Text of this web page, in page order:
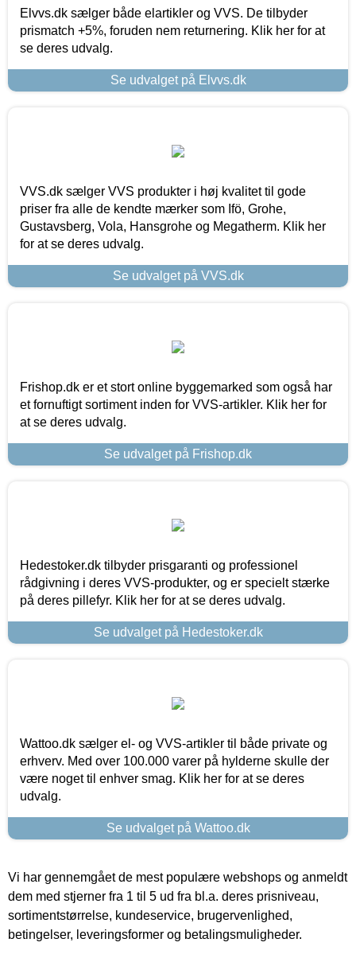
Elvvs.dk sælger både elartikler og VVS. De tilbyder
prismatch +5%, foruden nem returnering. Klik her for at
se deres udvalg.
Se udvalget på Elvvs.dk
VVS.dk sælger VVS produkter i høj kvalitet til gode
priser fra alle de kendte mærker som Ifö, Grohe,
Gustavsberg, Vola, Hansgrohe og Megatherm. Klik her
for at se deres udvalg.
Se udvalget på VVS.dk
Frishop.dk er et stort online byggemarked som også har
et fornuftigt sortiment inden for VVS-artikler. Klik her for
at se deres udvalg.
Se udvalget på Frishop.dk
Hedestoker.dk tilbyder prisgaranti og professionel
rådgivning i deres VVS-produkter, og er specielt stærke
på deres pillefyr. Klik her for at se deres udvalg.
Se udvalget på Hedestoker.dk
Wattoo.dk sælger el- og VVS-artikler til både private og
erhverv. Med over 100.000 varer på hylderne skulle der
være noget til enhver smag. Klik her for at se deres
udvalg.
Se udvalget på Wattoo.dk
Vi har gennemgået de mest populære webshops og anmeldt
dem med stjerner fra 1 til 5 ud fra bl.a. deres prisniveau,
sortimentstørrelse, kundeservice, brugervenlighed,
betingelser, leveringsformer og betalingsmuligheder.